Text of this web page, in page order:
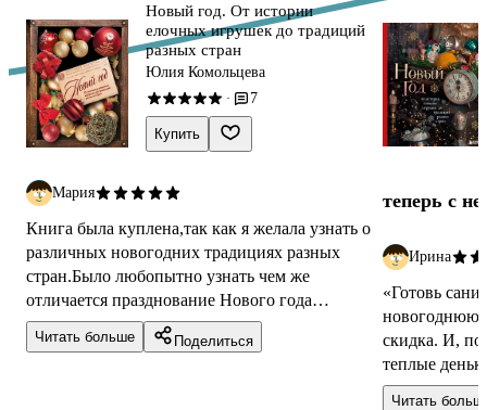
Новый год. От истории
елочных игрушек до традиций
разных стран
Юлия Комольцева
· 7
Купить
Мария
Книга была куплена,так как я желала узнать о
различных новогодних традициях разных
стран.Было любопытно узнать чем же
отличается празднование Нового года
Европы и Азии.Да ещё тут имеется
информация о ...
Читать больше Поделиться
теперь с
Ирина
«Готовь
новогоднюю
скидка. И,
теплые
Года. Книга
Читать